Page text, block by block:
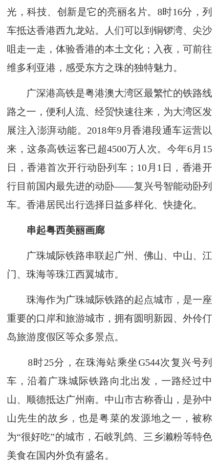
光，科技、创新是它的亮丽名片。8时16分，列
车抵达香港西九龙站。人们可以到铜锣湾、尖沙
咀走一走，体验香港的本土文化；入夜，可前往
维多利亚港，感受东方之珠的独特魅力。
广深港高铁是粤港澳大湾区最繁忙的铁路线
路之一，便利人流、经贸快速往来，为大湾区发
展注入澎湃动能。2018年9月香港段通车运营以
来，这条高铁运客已超4500万人次。今年6月15
日，香港首次开行动卧列车；10月1日，香港开
行目前国内最先进的动卧——复兴号智能动卧列
车。香港居民出行选择日益多样化、快捷化。
串起粤西美丽画廊
广珠城际铁路串联起广州、佛山、中山、江
门、珠海等珠江西翼城市。
珠海作为广珠城际铁路的起点城市，是一座
重要的口岸和旅游城市，拥有圆明新园、外伶仃
岛旅游度假区等众多景点。
8时25分，在珠海站乘坐G544次复兴号列
车，沿着广珠城际铁路向北出发，一路经过中
山、顺德抵达广州南。中山市古称香山，是孙中
山先生的故乡，也是粤菜的发源地之一，被称
为“很好吃”的城市，石岐乳鸽、三乡濑粉等特色
美食在国内外负有盛名。